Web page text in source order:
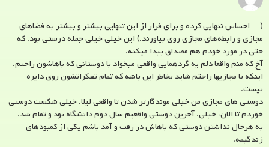
(… احساس تنهایی کرده و برای فرار از این تنهایی بیشتر و بیشتر به فضاهای
مجازی و رابطه‌های مجازی روی بیاورند.) این خیلی خیلی جمله درستی بود. که
حتی در مورد خودم هم مصداق پیدا میکنه.
آخ که منم واقعا دلم یه گردهمایی واقعی میخواد با دوستانی که باهاشون راحتم.
اینکه با مجازیها راحتم شاید بخاطر این باشه که تمام تفکراتشون روی دایره
نیست.
دوستی های مجازی من خیلی موندگارتر شدن تا واقعی لیلا. خیلی شکست دوستی
خوردم تا الان، خیلی. آخرین دوستی واقعیم سال دوم دانشگاه بود و تمام شد.
به هرحال نداشتن دوستی که باهاش در رفت و آمد باشم یکی از کمبودهای
زندگیمه.